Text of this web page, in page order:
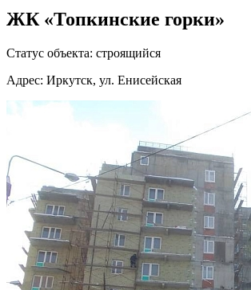
ЖК «Топкинские горки»
Статус объекта: строящийся
Адрес: Иркутск, ул. Енисейская